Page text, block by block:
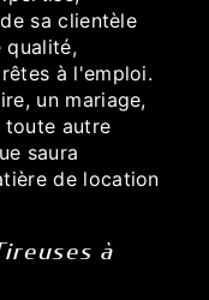
sa clientèle
qualité,
à l'emploi.
un mariage,
toute autre
saura
de location
à